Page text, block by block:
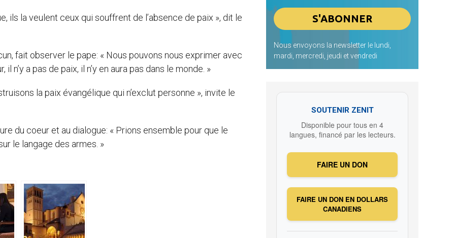
ils la veulent ceux qui souffrent de l’absence de paix », dit le
fait observer le pape: « Nous pouvons nous exprimer avec
a pas de paix, il n’y en aura pas dans le monde. »
la paix évangélique qui n’exclut personne », invite le
du coeur et au dialogue: « Prions ensemble pour que le
le langage des armes. »
Nous envoyons la newsletter le lundi,
mardi, mercredi, jeudi et vendredi
SOUTENIR ZENIT
Disponible pour tous en 4
langues, financé par les lecteurs.
FAIRE UN DON
FAIRE UN DON EN DOLLARS
CANADIENS